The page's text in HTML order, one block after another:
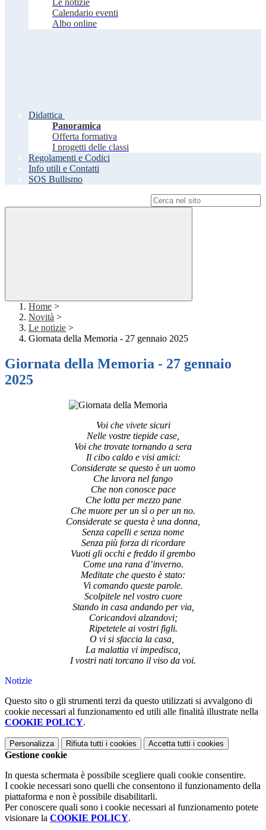
Le notizie
Calendario eventi
Albo online
Didattica
Panoramica
Offerta formativa
I progetti delle classi
Regolamenti e Codici
Info utili e Contatti
SOS Bullismo
Home >
Novità >
Le notizie >
Giornata della Memoria - 27 gennaio 2025
Giornata della Memoria - 27 gennaio
2025
Voi che vivete sicuri
Nelle vostre tiepide case,
Voi che trovate tornando a sera
Il cibo caldo e visi amici:
Considerate se questo è un uomo
Che lavora nel fango
Che non conosce pace
Che lotta per mezzo pane
Che muore per un sì o per un no.
Considerate se questa è una donna,
Senza capelli e senza nome
Senza più forza di ricordare
Vuoti gli occhi e freddo il grembo
Come una rana d’inverno.
Meditate che questo è stato:
Vi comando queste parole.
Scolpitele nel vostro cuore
Stando in casa andando per via,
Coricandovi alzandovi;
Ripetetele ai vostri figli.
O vi si sfaccia la casa,
La malattia vi impedisca,
I vostri nati torcano il viso da voi.
Notizie
Questo sito o gli strumenti terzi da questo utilizzati si avvalgono di
cookie necessari al funzionamento ed utili alle finalità illustrate nella
COOKIE POLICY.
Personalizza Rifiuta tutti i cookies Accetta tutti i cookies
Gestione cookie
In questa schermata è possibile scegliere quali cookie consentire.
I cookie necessari sono quelli che consentono il funzionamento della
piattaforma e non è possibile disabilitarli.
Per conoscere quali sono i cookie necessari al funzionamento potete
visionare la COOKIE POLICY.